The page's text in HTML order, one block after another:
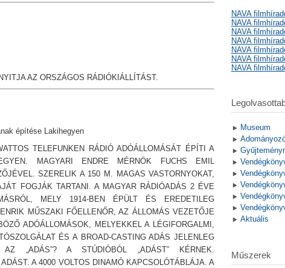
AZ ORSZÁGOS RÁDIÓKIÁLLÍTÁST.
építése Lakihegyen
TELEFUNKEN RÁDIÓ ADÓÁLLOMÁSÁT ÉPÍTI A
MAGYARI ENDRE MÉRNÖK FUCHS EMIL
SZERELIK A 150 M. MAGAS VASTORNYOKAT,
FOGJÁK TARTANI. A MAGYAR RÁDIÓADÁS 2 ÉVE
MELY 1914-BEN ÉPÜLT ÉS EREDETILEG
MŰSZAKI FŐELLENŐR, AZ ÁLLOMÁS VEZETŐJE
ADÓÁLLOMÁSOK, MELYEKKEL A LÉGIFORGALMI,
ÉS A BROAD-CASTING ADÁS JELENLEG
„ADÁS”? A STÚDIÓBÓL „ADÁST” KÉRNEK.
A 4000 VOLTOS DINAMÓ KAPCSOLÓTÁBLÁJA. A
NAVA
NAVA
NAVA
NAVA
NAVA
NAVA
NAVA
Museum
Aktuális
Műszerek